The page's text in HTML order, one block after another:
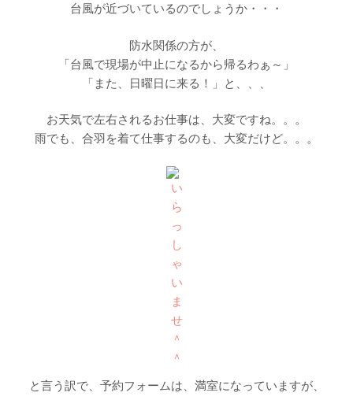
台風が近づいているのでしょうか・・・
防水関係の方が、
「台風で現場が中止になるから帰るわぁ～」
「また、日曜日に来る！」と、、、
お天気で左右されるお仕事は、大変ですね。。。
雨でも、合羽を着て仕事するのも、大変だけど。。。
と言う訳で、予約フォームは、満室になっていますが、